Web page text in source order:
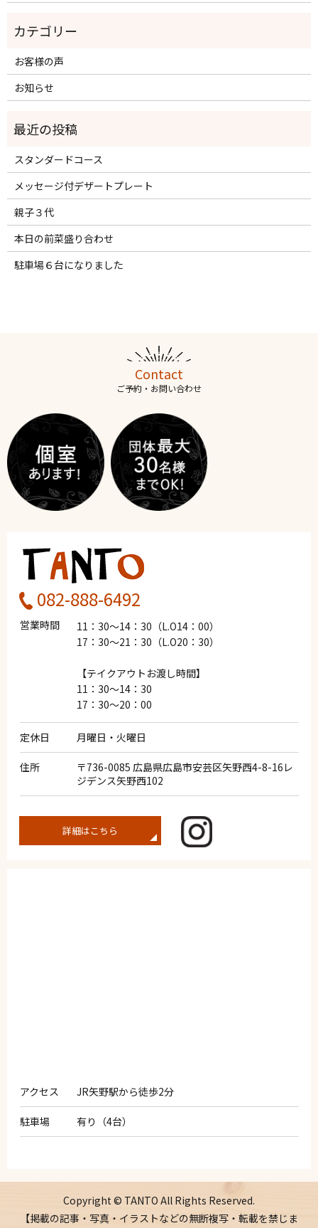
お客様の声
お知らせ
スタンダードコース
メッセージ付デザートプレート
親子３代
本日の前菜盛り合わせ
駐車場６台になりました
Contact
ご予約・お問い合わせ
082-888-6492
営業時間
11：30～14：30（L.O14：00）
17：30～21：30（L.O20：30）
【テイクアウトお渡し時間】
11：30～14：30
17：30～20：00
定休日 月曜日・火曜日
住所
〒736-0085 広島県広島市安芸区矢野西4-8-16レ
ジデンス矢野西102
詳細はこちら
アクセス JR矢野駅から徒歩2分
駐車場 有り（4台）
Copyright © TANTO All Rights Reserved.
【掲載の記事・写真・イラストなどの無断複写・転載を禁じま